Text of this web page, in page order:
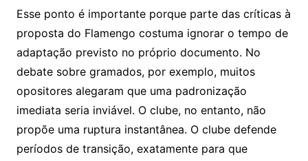
Esse ponto é importante porque parte das críticas à
proposta do Flamengo costuma ignorar o tempo de
adaptação previsto no próprio documento. No
debate sobre gramados, por exemplo, muitos
opositores alegaram que uma padronização
imediata seria inviável. O clube, no entanto, não
propõe uma ruptura instantânea. O clube defende
períodos de transição, exatamente para que